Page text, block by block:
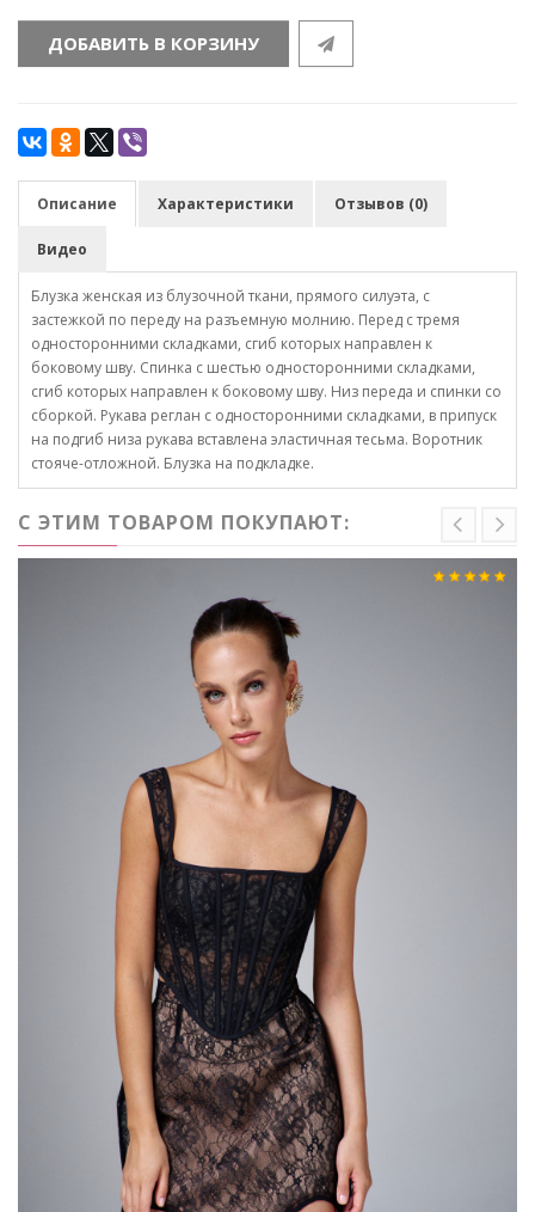
ДОБАВИТЬ В КОРЗИНУ
Описание Характеристики Отзывов (0)
Видео
Блузка женская из блузочной ткани, прямого силуэта, с
застежкой по переду на разъемную молнию. Перед с тремя
односторонними складками, сгиб которых направлен к
боковому шву. Спинка с шестью односторонними складками,
сгиб которых направлен к боковому шву. Низ переда и спинки со
сборкой. Рукава реглан с односторонними складками, в припуск
на подгиб низа рукава вставлена эластичная тесьма. Воротник
стояче-отложной. Блузка на подкладке.
С ЭТИМ ТОВАРОМ ПОКУПАЮТ: